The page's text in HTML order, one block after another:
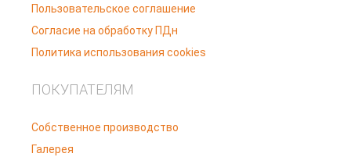
Пользовательское соглашение
Согласие на обработку ПДн
Политика использования cookies
ПОКУПАТЕЛЯМ
Собственное производство
Галерея